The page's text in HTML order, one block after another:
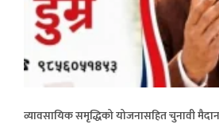
व्यावसायिक समृद्धिको योजनासहित चुनावी